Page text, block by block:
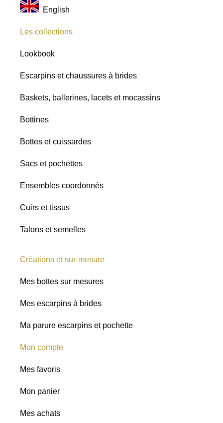
English
Les collections
Lookbook
Escarpins et chaussures à brides
Baskets, ballerines, lacets et mocassins
Bottines
Bottes et cuissardes
Sacs et pochettes
Ensembles coordonnés
Cuirs et tissus
Talons et semelles
Créations et sur-mesure
Mes bottes sur mesures
Mes escarpins à brides
Ma parure escarpins et pochette
Mon compte
Mes favoris
Mon panier
Mes achats